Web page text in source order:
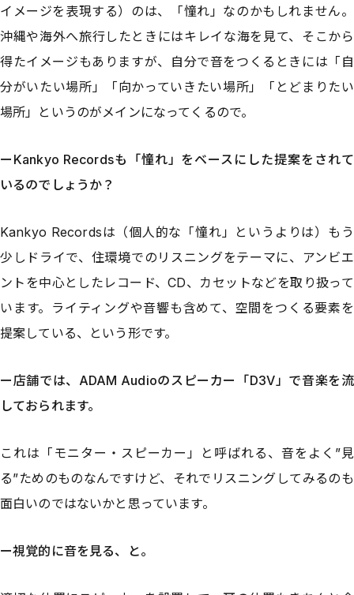
イメージを表現する）のは、「憧れ」なのかもしれません。
沖縄や海外へ旅行したときにはキレイな海を見て、そこから
得たイメージもありますが、自分で音をつくるときには「自
分がいたい場所」「向かっていきたい場所」「とどまりたい
場所」というのがメインになってくるので。
ーKankyo Recordsも「憧れ」をベースにした提案をされて
いるのでしょうか？
Kankyo Recordsは（個人的な「憧れ」というよりは）もう
少しドライで、住環境でのリスニングをテーマに、アンビエ
ントを中心としたレコード、CD、カセットなどを取り扱って
います。ライティングや音響も含めて、空間をつくる要素を
提案している、という形です。
ー店舗では、ADAM Audioのスピーカー「D3V」で音楽を流
しておられます。
これは「モニター・スピーカー」と呼ばれる、音をよく”見
る”ためのものなんですけど、それでリスニングしてみるのも
面白いのではないかと思っています。
ー視覚的に音を見る、と。